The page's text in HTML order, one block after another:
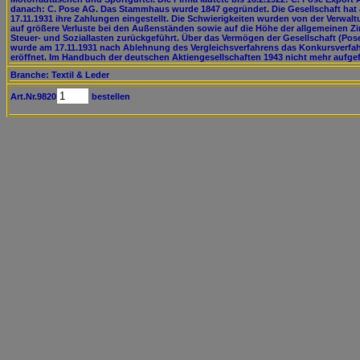
danach: C. Pose AG. Das Stammhaus wurde 1847 gegründet. Die Gesellschaft hat
17.11.1931 ihre Zahlungen eingestellt. Die Schwierigkeiten wurden von der
auf größere Verluste bei den Außenständen sowie auf die Höhe der allgemeinen
Steuer- und Soziallasten zurückgeführt. Über das Vermögen der Gesellschaft
wurde am 17.11.1931 nach Ablehnung des Vergleichsverfahrens das
eröffnet. Im Handbuch der deutschen Aktiengesellschaften 1943 nicht mehr
Branche: Textil & Leder
Art.Nr.9820 bestellen